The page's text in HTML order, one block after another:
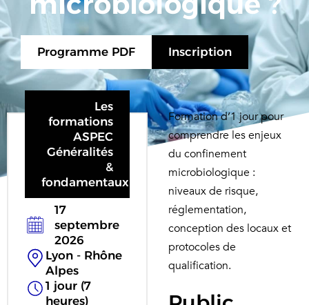
Programme PDF Inscription
Formation d’1 jour pour
comprendre les enjeux
du confinement
microbiologique :
niveaux de risque,
réglementation,
conception des locaux et
protocoles de
qualification.
Les
formations
ASPEC
Généralités
&
fondamentaux
17
septembre
2026
Lyon - Rhône
Alpes
1 jour (7
heures)